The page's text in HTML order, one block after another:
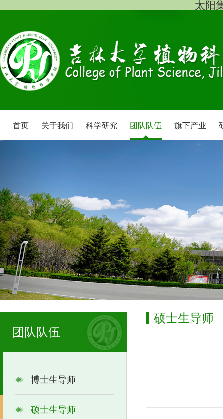
太阳
首页 关于我们 科学研究 团队队伍 旗下产业
团队队伍
博士生导师
硕士生导师
硕士生导师